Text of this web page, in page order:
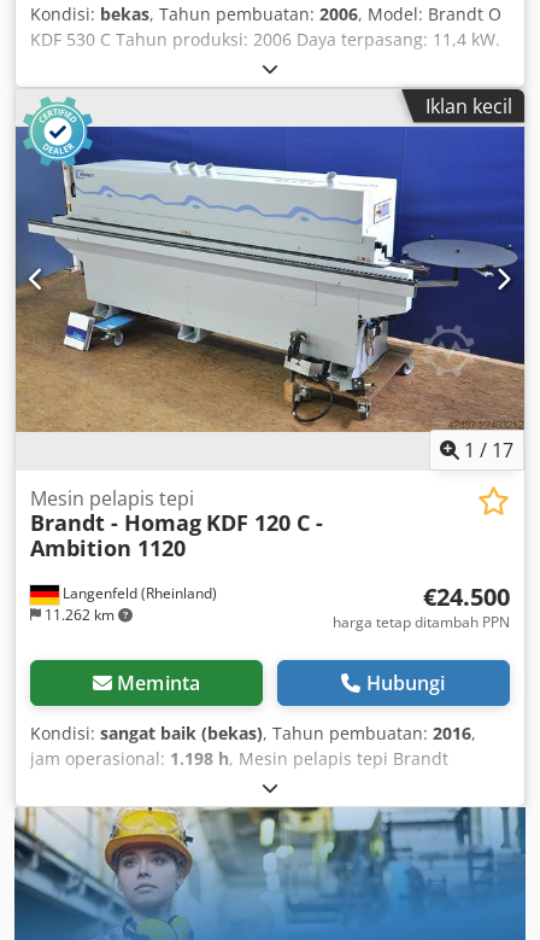
Kondisi: bekas, Tahun pembuatan: 2006, Model: Brandt O
KDF 530 C Tahun produksi: 2006 Daya terpasang: 11,4 kW.
Kecepatan pengumpanan: 11 m/menit Ketebalan benda
kerja: 8-40 mm. Ketebalan tepi: 0,4-6 mm. Unit
pemotongan awal: Ya Unit pelapisan lem: Ya, EVA Unit
pemotongan ujung: Ya Unit pemotongan akhir: Ya Unit
pembulatan sudut: Ya Alat pengoles lem: Ya Csdpfx Ajzkfu
Sjf Usrf Unit pemoles: Ya
Iklan kecil
1 / 17
Langenfeld (Rheinland)
11.262 km
Mesin pelapis tepi
Brandt - Homag KDF 120 C -
Ambition 1120
€24.500
harga tetap ditambah PPN
Meminta Hubungi
Kondisi: sangat baik (bekas), Tahun pembuatan: 2016,
jam operasional: 1.198 h, Mesin pelapis tepi Brandt
Ambition 1120 c dengan 2 bak lem, penggabung, penyalin
sudut, dan dua bilah penarik. Mesin pemula yang baik
dengan perlengkapan yang lengkap. Video mesin yang
sedang beroperasi dapat dikirimkan jika diminta.
Ketebalan tepi sekitar 0,4 – 3 mm Tinggi benda kerja
sekitar 10 – 40 mm Kecepatan umpan sekitar 8 m/menit